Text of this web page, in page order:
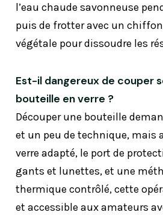
l’eau chaude savonneuse
puis de frotter avec un
végétale pour dissoudre les
Est-il dangereux de couper
bouteille en verre ?
Découper une bouteille
et un peu de technique, mais
verre adapté, le port de
gants et lunettes, et une
thermique contrôlé, cette
et accessible aux amateurs